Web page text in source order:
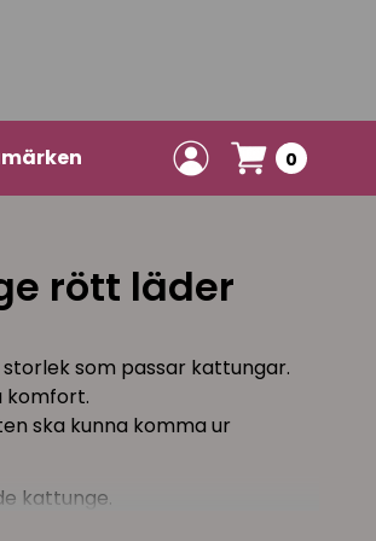
0
rött läder
som passar kattungar.
komfort.
ska kunna komma ur
kattunge.
ej färg).